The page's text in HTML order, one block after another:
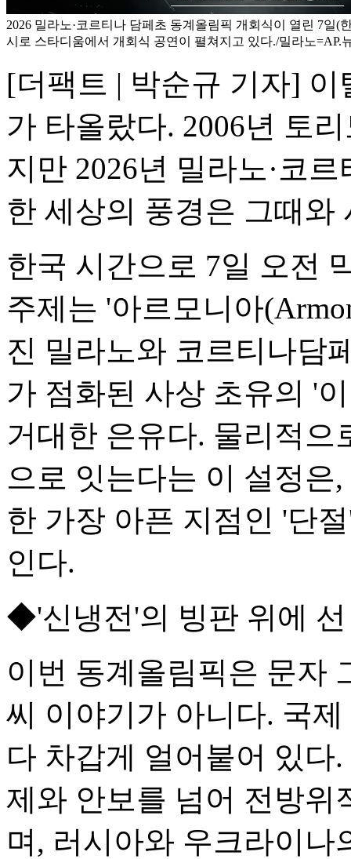
2026 밀라노·코르티나 담페초 동계올림픽 개회식이 열린 7일(
시로 스타디움에서 개회식 공연이 펼쳐지고 있다./밀라노=AP.
[더팩트 | 박순규 기자]
가 타올랐다. 2006년 토
지만 2026년 밀라노·코
한 세상의 풍경은 그때와
한국 시간으로 7일 오전
주제는 '아르모니아
진 밀라노와 코르티나담
가 점화된 사상 초유의 '
거대한 은유다. 물리적으
으로 잇는다는 이 설정은
한 가장 아픈 지점인 '단
인다.
◆'신냉전'의 빙판 위에
이번 동계올림픽은 문자
씨 이야기가 아니다. 국
다 차갑게 얼어붙어 있다
제와 안보를 넘어 전방위
며, 러시아와 우크라이나